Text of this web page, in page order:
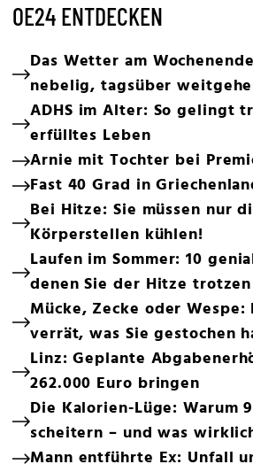
OE24 ENTDECKEN
Das Wetter am
nebelig, tagsüber
ADHS im Alter: So gelingt
erfülltes Leben
Arnie mit Tochter bei
Fast 40 Grad in
Bei Hitze: Sie müssen nur
Körperstellen kühlen!
Laufen im Sommer: 10
denen Sie der Hitze trotzen
Mücke, Zecke oder Wespe:
verrät, was Sie gestochen
Linz: Geplante
262.000 Euro bringen
Die Kalorien-Lüge: Warum
scheitern – und was
Mann entführte Ex: Unfall